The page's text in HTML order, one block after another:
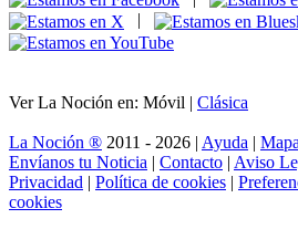
|
Ver La Noción en: Móvil | Clásica
La Noción ® 2011 - 2026 | Ayuda |
Envíanos tu Noticia | Contacto | Aviso
Privacidad | Política de cookies |
cookies